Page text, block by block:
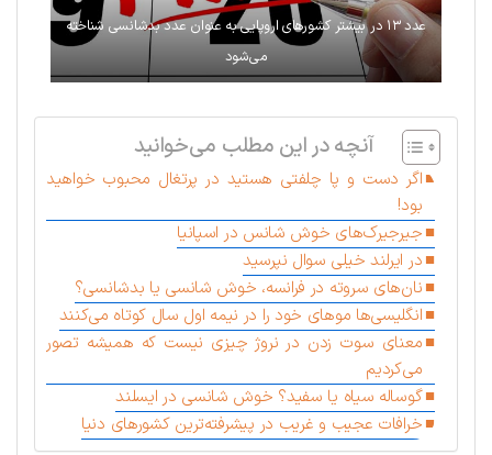
عدد ۱۳ در بیشتر کشورهای اروپایی به عنوان عدد بدشانسی شناخته
می‌شود
آنچه در این مطلب می‌خوانید
اگر دست و پا چلفتی هستید در پرتغال محبوب خواهید
بود!
جیرجیرک‌های خوش شانس در اسپانیا
در ایرلند خیلی سوال نپرسید
نان‌های سروته در فرانسه، خوش شانسی یا بدشانسی؟
انگلیسی‌ها موهای خود را در نیمه اول سال کوتاه می‌کنند
معنای سوت زدن در نروژ چیزی نیست که همیشه تصور
می‌کردیم
گوساله سیاه یا سفید؟ خوش شانسی در ایسلند
خرافات عجیب و غریب در پیشرفته‌ترین کشورهای دنیا